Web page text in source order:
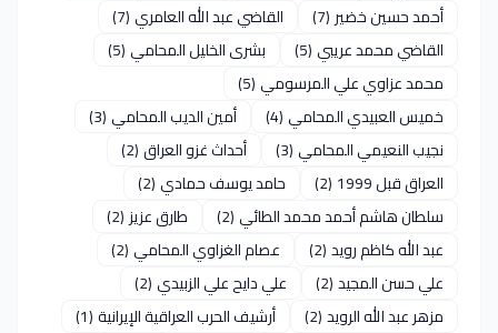
أحمد حسين خضير (7) القاضي عبد الله العامري(7)
القاضي محمد عريبي (5) بشرى الخليل المحامي (5)
محمد عزاوي علي المرسومي (5)
خميس العبيدي المحامي (4) أمين الديب المحامي (3)
نجيب النعيمي المحامي (3) أحداث غزو العراق(2)
العراق قبل 1999
(2) حامد يوسف حمادي(2)
سلطان هاشم أحمد محمد الطائي (2) طارق عزيز (2)
عبد الله كاظم رويد(2) عصام الغزاوي المحامي (2)
علي حسن المجيد(2) علي دايح علي الزبيدي(2)
مزهر عبد الله الرويد(2) أرشيف الحرب العراقية الإيرانية(1)